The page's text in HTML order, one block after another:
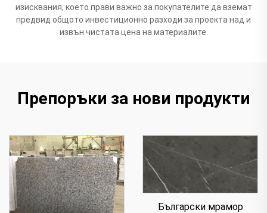
изисквания, което прави важно за покупателите да вземат
предвид общото инвестиционно разходи за проекта над и
извън чистата цена на материалите.
Препоръки за нови продукти
Български мрамор